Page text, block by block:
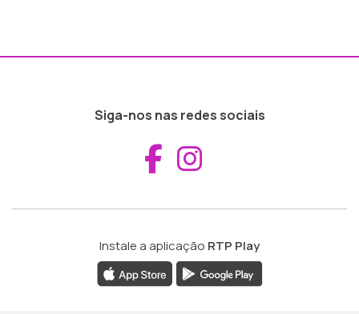
Siga-nos nas redes sociais
Aceder ao
Instale a aplicação RTP Play